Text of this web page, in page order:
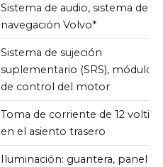
Sistema de audio, sistema de
navegación Volvo*
Sistema de sujeción
suplementario (SRS), módulo
de control del motor
Toma de corriente de 12 voltios
en el asiento trasero
Iluminación: guantera, panel de